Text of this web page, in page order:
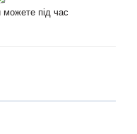
можете під час